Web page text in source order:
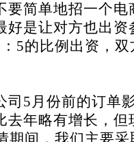
要简单地招一个
好是让对方也出
5的比例出资，
司 5月份前的订单
去年略有增长，但
期间，我们主要